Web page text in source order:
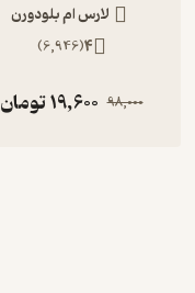
لارس ام بلودورن
4
(
6,946
)
98,000
19,600تومان